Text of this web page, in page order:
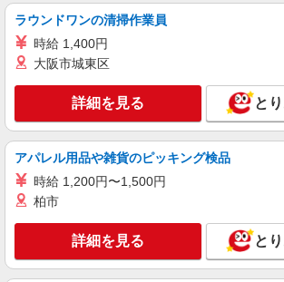
時給1550円〜2187円 ＜
通費全支給(ガソリン代含む)＞
キープ 詳
看護助手
時給1550円 ◆前払
詳
ラウンドワンの清掃作業員
時給 1,400円
大阪市城東区
詳細を見る と
アパレル用品や雑貨のピッキング検品
時給 1,200円〜1,500円
柏市
詳細を見る と